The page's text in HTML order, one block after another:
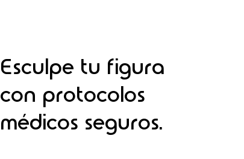
Esculpe tu figura
con protocolos
médicos seguros.